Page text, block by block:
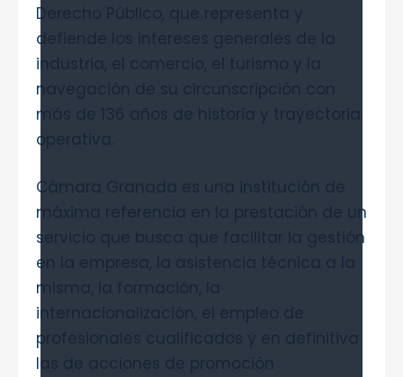
Derecho Público, que representa y
defiende los intereses generales de la
industria, el comercio, el turismo y la
navegación de su circunscripción con
más de 136 años de historia y trayectoria
operativa.
Cámara Granada es una institución de
máxima referencia en la prestación de un
servicio que busca que facilitar la gestión
en la empresa, la asistencia técnica a la
misma, la formación, la
internacionalización, el empleo de
profesionales cualificados y en definitiva
las de acciones de promoción